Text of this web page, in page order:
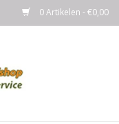
0 Artikelen - €0,00